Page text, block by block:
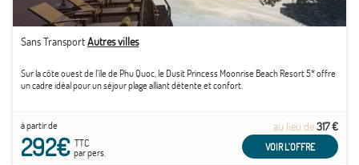
Sans TransportAutres villes
Sur la côte ouest de l'île de Phu Quoc, le Dusit Princess Moonrise Beach Resort 5* offre
un cadre idéal pour un séjour plage alliant détente et confort.
à partir de
292€TTC
par pers.
au lieu de317 €
VOIR L'OFFRE